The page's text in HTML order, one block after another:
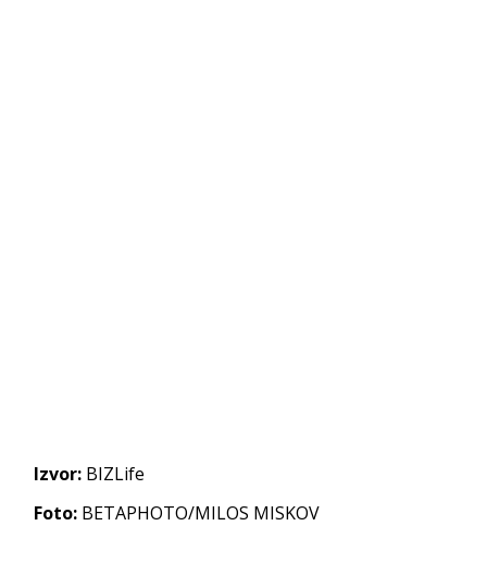
Izvor: BIZLife
Foto: BETAPHOTO/MILOS MISKOV